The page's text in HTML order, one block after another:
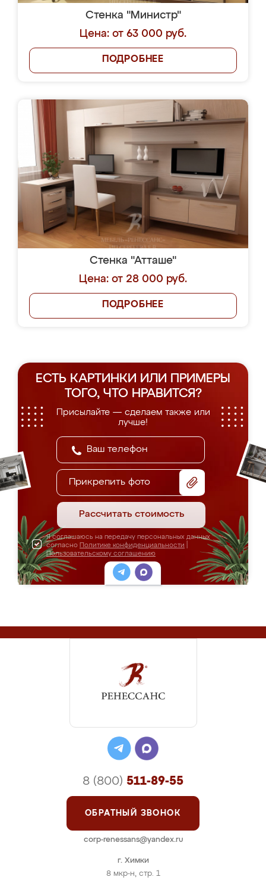
Стенка "Министр"
Цена: от 63 000 руб.
ПОДРОБНЕЕ
Стенка "Атташе"
Цена: от 28 000 руб.
ПОДРОБНЕЕ
ЕСТЬ КАРТИНКИ ИЛИ ПРИМЕРЫ
ТОГО, ЧТО НРАВИТСЯ?
Присылайте — сделаем также или
лучше!
Прикрепить фото
Рассчитать стоимость
Я соглашаюсь на передачу персональных данных
согласно Политике конфиденциальности
Пользовательскому соглашению
г. Химки
8 мкр-н, стр. 1
8 (800) 511-89-55
ОБРАТНЫЙ ЗВОНОК
corp-renessans@yandex.ru